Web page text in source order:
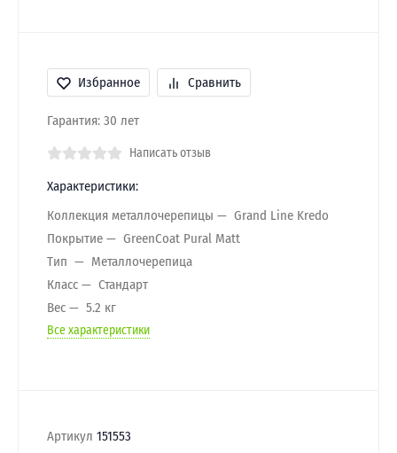
Избранное Сравнить
Гарантия: 30 лет
Написать отзыв
Характеристики:
Коллекция металлочерепицы
Grand Line Kredo
Покрытие
GreenCoat Pural Matt
Тип
Металлочерепица
Класс
Стандарт
Вес
5.2 кг
Все характеристики
Артикул 151553